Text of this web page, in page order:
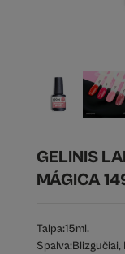
GELINIS
MÁGICA
Talpa:15ml.
Spalva:Blizgučiai,